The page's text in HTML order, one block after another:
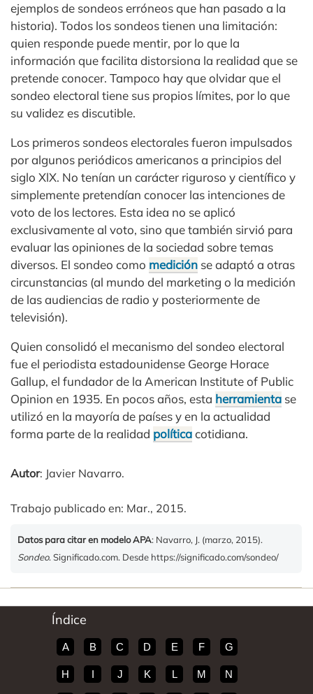
ejemplos de sondeos erróneos que han pasado a la
historia). Todos los sondeos tienen una limitación:
quien responde puede mentir, por lo que la
información que facilita distorsiona la realidad que se
pretende conocer. Tampoco hay que olvidar que el
sondeo electoral tiene sus propios límites, por lo que
su validez es discutible.
Los primeros sondeos electorales fueron impulsados
por algunos periódicos americanos a principios del
siglo XlX. No tenían un carácter riguroso y científico y
simplemente pretendían conocer las intenciones de
voto de los lectores. Esta idea no se aplicó
exclusivamente al voto, sino que también sirvió para
evaluar las opiniones de la sociedad sobre temas
diversos. El sondeo como medición se adaptó a otras
circunstancias (al mundo del marketing o la medición
de las audiencias de radio y posteriormente de
televisión).
Quien consolidó el mecanismo del sondeo electoral
fue el periodista estadounidense George Horace
Gallup, el fundador de la American Institute of Public
Opinion en 1935. En pocos años, esta herramienta se
utilizó en la mayoría de países y en la actualidad
forma parte de la realidad políticacotidiana.
Autor: Javier Navarro.
Trabajo publicado en: Mar., 2015.
Datos para citar en modelo APA: Navarro, J. (marzo, 2015).
Sondeo. Significado.com. Desde https://significado.com/sondeo/
Índice
A B C D E F G
H I J K L M N